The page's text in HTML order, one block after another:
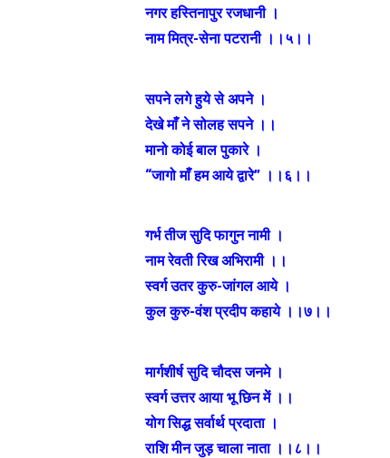
नगर हस्तिनापुर रजधानी ।
नाम मित्र-सेना पटरानी ।।५।।
सपने लगे हुये से अपने ।
देखे माँ ने सोलह सपने ।।
मानो कोई बाल पुकारे ।
“जागो माँ हम आये द्वारे” ।।६।।
गर्भ तीज सुदि फागुन नामी ।
नाम रेवती रिख अभिरामी ।।
स्वर्ग उतर कुरु-जांगल आये ।
कुल कुरु-वंश प्रदीप कहाये ।।७।।
मार्गशीर्ष सुदि चौदस जनमे ।
स्वर्ग उत्तर आया भू छिन में ।।
योग सिद्ध सर्वार्थ प्रदाता ।
राशि मीन जुड़ चाला नाता ।।८।।